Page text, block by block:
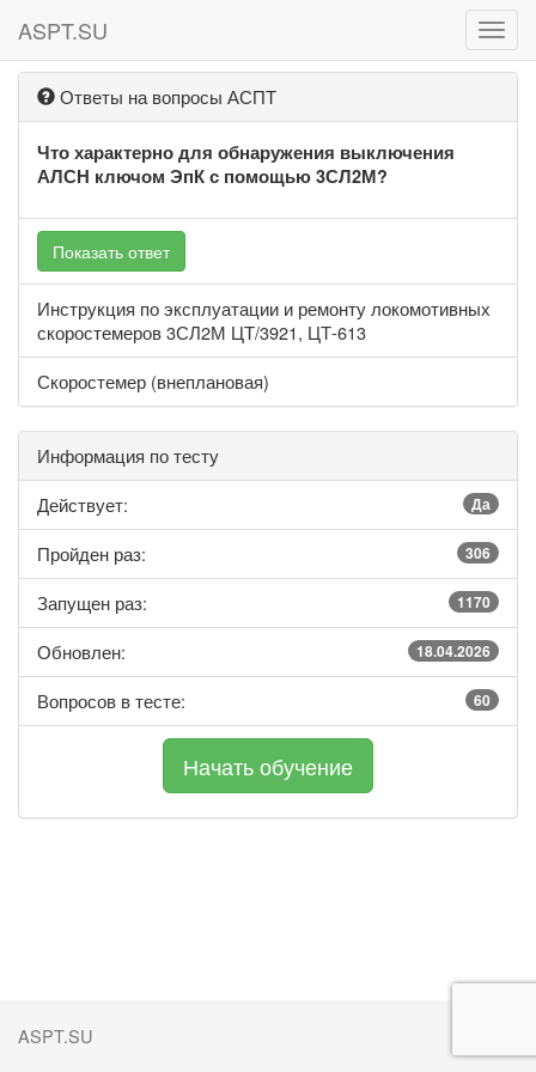
ASPT.SU
Ответы на вопросы АСПТ
Что характерно для обнаружения выключения
АЛСН ключом ЭпК с помощью 3СЛ2М?
Показать ответ
Инструкция по эксплуатации и ремонту локомотивных
скоростемеров 3СЛ2М ЦТ/3921, ЦТ-613
Скоростемер (внеплановая)
Информация по тесту
Действует:
Да
Пройден раз: 306
Запущен раз: 1170
Обновлен: 18.04.2026
Вопросов в тесте: 60
ASPT.SU